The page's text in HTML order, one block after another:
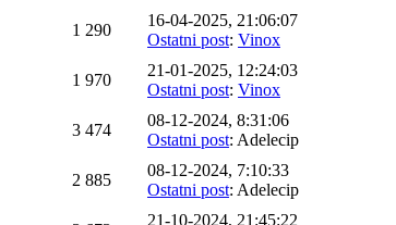
1 290
16-04-2025, 21:06:07
Ostatni post: Vinox
1 970
21-01-2025, 12:24:03
Ostatni post: Vinox
3 474
08-12-2024, 8:31:06
Ostatni post: Adelecip
2 885
08-12-2024, 7:10:33
Ostatni post: Adelecip
21-10-2024, 21:45:22